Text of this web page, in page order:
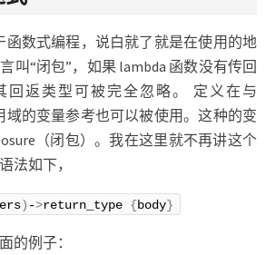
函数式编程，说白就了就是在使用的地
叫“闭包”，如果 lambda 函数没有传回
回返类型可被完全忽略。 定义在与
域的变量参考也可以被使用。这种的变
（闭包）。我在这里就不再讲这个
法如下，
) ->return_type {body}
的例子：